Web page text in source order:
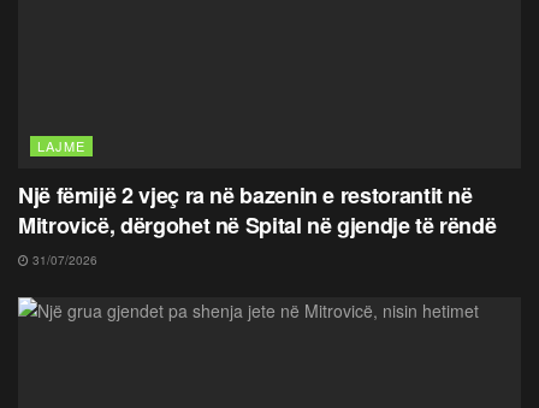
LAJME
Një fëmijë 2 vjeç ra në bazenin e restorantit në
Mitrovicë, dërgohet në Spital në gjendje të rëndë
31/07/2026